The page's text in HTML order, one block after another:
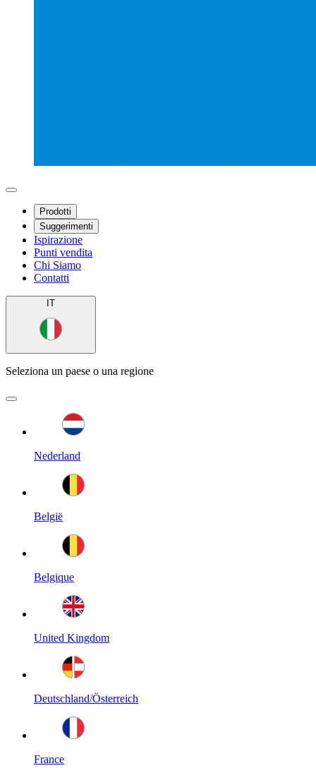
Prodotti
Suggerimenti
Ispirazione
Punti vendita
Chi Siamo
Contatti
IT
Seleziona un paese o una regione
Nederland
België
Belgique
United Kingdom
Deutschland/Österreich
France